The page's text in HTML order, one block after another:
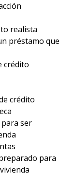
realista
préstamo que
crédito
crédito
ser
para